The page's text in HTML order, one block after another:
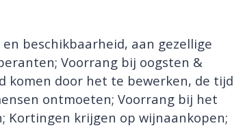
beschikbaarheid, aan gezellige
Voorrang bij oogsten &
komen door het te bewerken, de tijd
ontmoeten; Voorrang bij het
Kortingen krijgen op wijnaankopen;